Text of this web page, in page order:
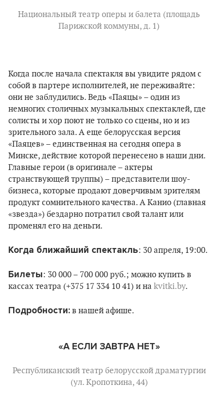
Национальный театр оперы и балета (площадь
Парижской коммуны, д. 1)
Когда после начала спектакля вы увидите рядом с
собой в партере исполнителей, не переживайте:
они не заблудились. Ведь «Паяцы» – один из
немногих столичных музыкальных спектаклей, где
солисты и хор поют не только со сцены, но и из
зрительного зала. А еще белорусская версия
«Паяцев» – единственная на сегодня опера в
Минске, действие которой перенесено в наши дни.
Главные герои (в оригинале – актеры
странствующей труппы) – представители шоу-
бизнеса, которые продают доверчивым зрителям
продукт сомнительного качества. А Канио (главная
«звезда») бездарно потратил свой талант или
променял его на деньги.
Когда ближайший спектакль: 30 апреля, 19:00.
Билеты: 30 000 – 700 000 руб.; можно купить в
кассах театра (+375 17 334 10 41) и на kvitki.by.
Подробности: в нашей афише.
«А ЕСЛИ ЗАВТРА НЕТ»
Республиканский театр белорусской драматургии
(ул. Кропоткина, 44)